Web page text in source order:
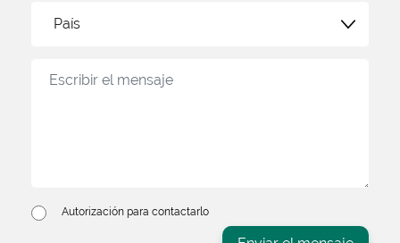
País
Autorización para contactarlo